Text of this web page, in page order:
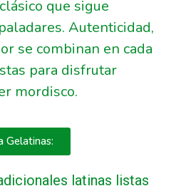
que sigue
Autenticidad,
se combinan en cada
para disfrutar
mordisco.
Gelatinas: